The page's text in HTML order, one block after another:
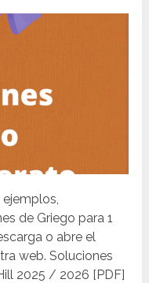
de Griego para 1
o abre el
web. Soluciones
2025 / 2026 [PDF]